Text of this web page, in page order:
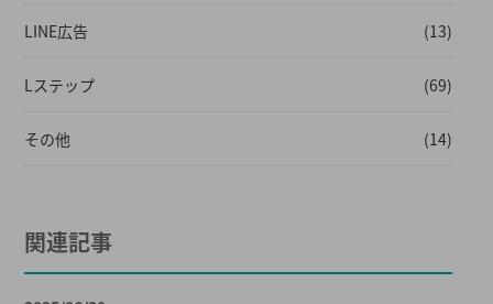
LINE広告 (13)
Lステップ (69)
その他 (14)
関連記事